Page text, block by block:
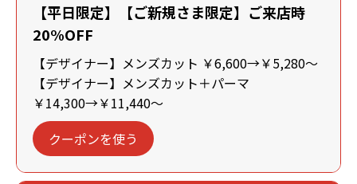
【平日限定】【ご新規さま限定】ご来店時
20%OFF
【デザイナー】メンズカット ￥6,600→￥5,280～
【デザイナー】メンズカット＋パーマ
￥14,300→￥11,440～
クーポンを使う